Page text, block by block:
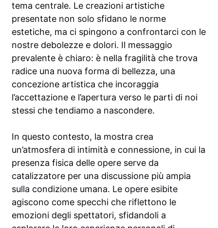
tema centrale. Le creazioni artistiche
presentate non solo sfidano le norme
estetiche, ma ci spingono a confrontarci con le
nostre debolezze e dolori. Il messaggio
prevalente è chiaro: è nella fragilità che trova
radice una nuova forma di bellezza, una
concezione artistica che incoraggia
l’accettazione e l’apertura verso le parti di noi
stessi che tendiamo a nascondere.
In questo contesto, la mostra crea
un’atmosfera di intimità e connessione, in cui la
presenza fisica delle opere serve da
catalizzatore per una discussione più ampia
sulla condizione umana. Le opere esibite
agiscono come specchi che riflettono le
emozioni degli spettatori, sfidandoli a